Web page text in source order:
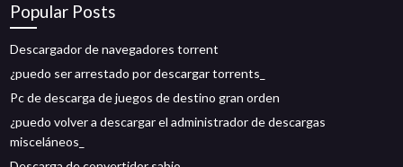
Popular Posts
Descargador de navegadores torrent
¿puedo ser arrestado por descargar torrents_
Pc de descarga de juegos de destino gran orden
¿puedo volver a descargar el administrador de descargas
misceláneos_